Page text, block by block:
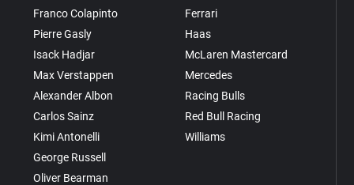
Franco Colapinto
Pierre Gasly
Isack Hadjar
Max Verstappen
Alexander Albon
Carlos Sainz
Kimi Antonelli
George Russell
Oliver Bearman
Ferrari
Haas
McLaren Mastercard
Mercedes
Racing Bulls
Red Bull Racing
Williams